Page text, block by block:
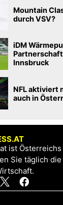
Mountain
durch VSV?
iDM
Innsbruck
NFL aktiviert
auch in
ist
Sie täglich